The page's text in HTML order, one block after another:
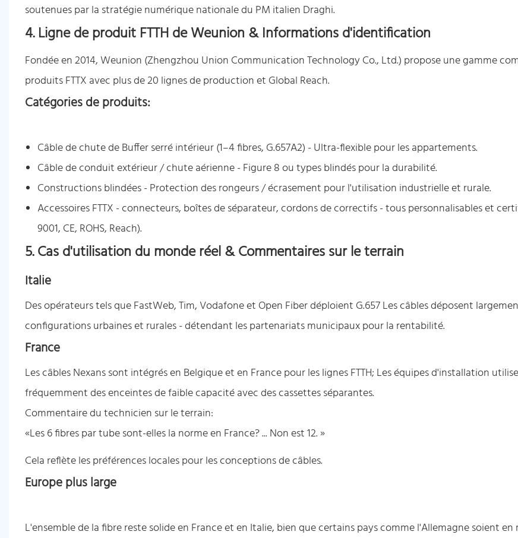
soutenues par la stratégie numérique nationale du PM italien Draghi.
4. Ligne de produit FTTH de Weunion & Informations d'identification
Fondée en 2014, Weunion (Zhengzhou Union Communication Technology Co., Ltd.) propose une gamme
produits FTTX avec plus de 20 lignes de production et Global Reach.
Catégories de produits:
Câble de chute de Buffer serré intérieur (1–4 fibres, G.657A2) - Ultra-flexible pour les appartements.
Câble de conduit extérieur / chute aérienne - Figure 8 ou types blindés pour la durabilité.
Constructions blindées - Protection des rongeurs / écrasement pour l'utilisation industrielle et rurale.
Accessoires FTTX - connecteurs, boîtes de séparateur, cordons de correctifs - tous personnalisables et
9001, CE, ROHS, Reach).
5. Cas d'utilisation du monde réel & Commentaires sur le terrain
Italie
Des opérateurs tels que FastWeb, Tim, Vodafone et Open Fiber déploient G.657 Les câbles déposent
configurations urbaines et rurales - détendant les partenariats municipaux pour la rentabilité.
France
Les câbles Nexans sont intégrés en Belgique et en France pour les lignes FTTH; Les équipes d'installation
fréquemment des enceintes de faible capacité avec des cassettes séparantes.
Commentaire du technicien sur le terrain:
«Les 6 fibres par tube sont-elles la norme en France? ... Non est 12. »
Cela reflète les préférences locales pour les conceptions de câbles.
Europe plus large
L'ensemble de la fibre reste solide en France et en Italie, bien que certains pays comme l'Allemagne soient en